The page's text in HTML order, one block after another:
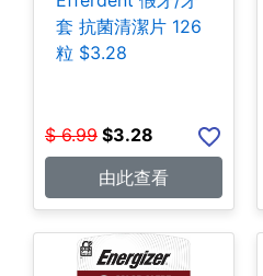
套 抗菌清潔片 126
粒 $3.28
$ 6.99 $3.28
由此查看